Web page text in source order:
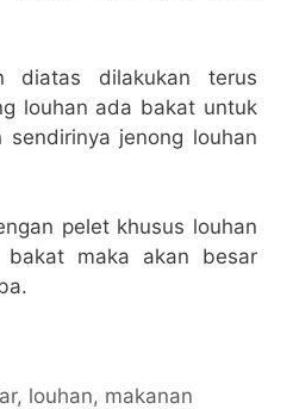
diatas dilakukan terus
louhan ada bakat untuk
sendirinya jenong louhan
pelet khusus louhan
bakat maka akan besar
, louhan, makanan